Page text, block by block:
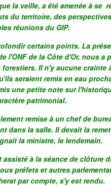
la veille, a été amenée à se
du territoire, des
réunions du GIP.
certains points. La
l'ONF de la Côte d'Or, nous a
Il n'y aucune crainte
seraient remis en eau
une petite note sur
patrimonial.
remise à un chef de
dans la salle. Il devait la
la ministre, le lendemain.
à la séance de clôture
préfets et autres
par compte, s'y est rendu.